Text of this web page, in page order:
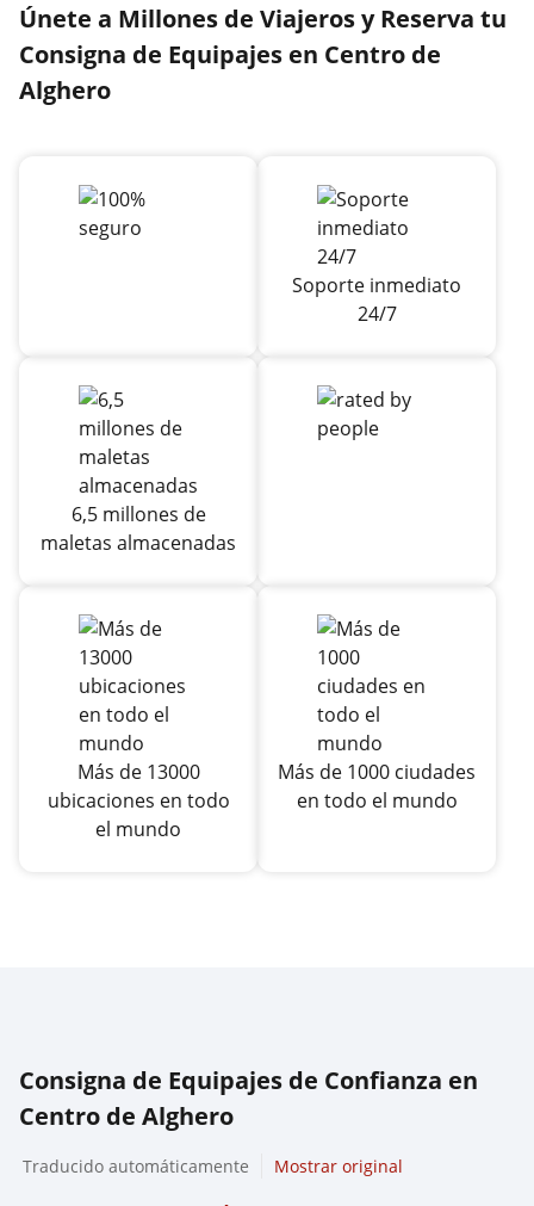
Consigna de Equipajes de Confianza en
Centro de Alghero
Traducido automáticamente Mostrar original
Únete a Millones de Viajeros y Reserva tu
Consigna de Equipajes en Centro de
Alghero
Soporte inmediato
24/7
6,5 millones de
maletas almacenadas
Más de 13000
ubicaciones en todo
el mundo
Más de 1000 ciudades
en todo el mundo